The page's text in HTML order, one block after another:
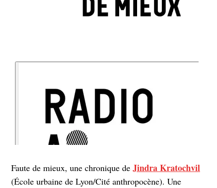
Faute de mieux, une chronique de Jindra Kratochvil
(École urbaine de Lyon/Cité anthropocène). Une